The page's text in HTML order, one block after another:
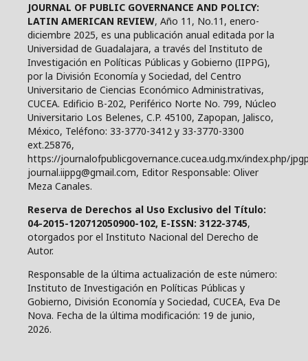
JOURNAL OF PUBLIC GOVERNANCE AND POLICY:
LATIN AMERICAN REVIEW, Año 11, No.11, enero-
diciembre 2025, es una publicación anual editada por la
Universidad de Guadalajara, a través del Instituto de
Investigación en Políticas Públicas y Gobierno (IIPPG),
por la División Economía y Sociedad, del Centro
Universitario de Ciencias Económico Administrativas,
CUCEA. Edificio B-202, Periférico Norte No. 799, Núcleo
Universitario Los Belenes, C.P. 45100, Zapopan, Jalisco,
México, Teléfono: 33-3770-3412 y 33-3770-3300
ext.25876,
https://journalofpublicgovernance.cucea.udg.mx/index.php/
journal.iippg@gmail.com, Editor Responsable: Oliver
Meza Canales.
Reserva de Derechos al Uso Exclusivo del Título:
04-2015-120712050900-102, E-ISSN: 3122-3745,
otorgados por el Instituto Nacional del Derecho de
Autor.
Responsable de la última actualización de este número:
Instituto de Investigación en Políticas Públicas y
Gobierno, División Economía y Sociedad, CUCEA, Eva De
Nova. Fecha de la última modificación: 19 de junio,
2026.